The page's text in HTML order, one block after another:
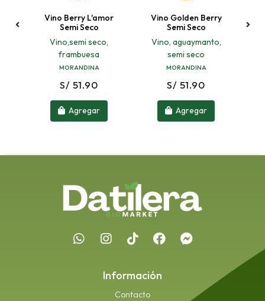
Vino Berry L'amor
Semi Seco
Vino,semi seco,
frambuesa
MORANDINA
S/ 51.90
Agregar
Vino Golden Berry
Semi Seco
Vino, aguaymanto,
semi seco
MORANDINA
S/ 51.90
Agregar
Información
Contacto